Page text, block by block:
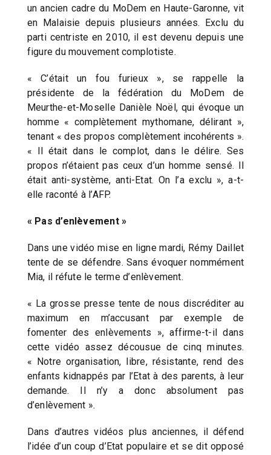
un ancien cadre du MoDem en Haute-Garonne, vit
en Malaisie depuis plusieurs années. Exclu du
parti centriste en 2010, il est devenu depuis une
figure du mouvement complotiste.
« C’était un fou furieux », se rappelle la
présidente de la fédération du MoDem de
Meurthe-et-Moselle Danièle Noël, qui évoque un
homme « complètement mythomane, délirant »,
tenant « des propos complètement incohérents ».
« Il était dans le complot, dans le délire. Ses
propos n’étaient pas ceux d’un homme sensé. Il
était anti-système, anti-Etat. On l’a exclu », a-t-
elle raconté à l’AFP.
« Pas d’enlèvement »
Dans une vidéo mise en ligne mardi, Rémy Daillet
tente de se défendre. Sans évoquer nommément
Mia, il réfute le terme d’enlèvement.
« La grosse presse tente de nous discréditer au
maximum en m’accusant par exemple de
fomenter des enlèvements », affirme-t-il dans
cette vidéo assez décousue de cinq minutes.
« Notre organisation, libre, résistante, rend des
enfants kidnappés par l’Etat à des parents, à leur
demande. Il n’y a donc absolument pas
d’enlèvement ».
Dans d’autres vidéos plus anciennes, il défend
l’idée d’un coup d’Etat populaire et se dit opposé